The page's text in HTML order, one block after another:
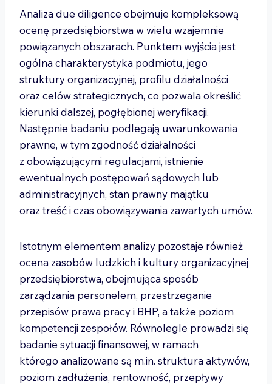
Analiza due diligence obejmuje kompleksową
ocenę przedsiębiorstwa w wielu wzajemnie
powiązanych obszarach. Punktem wyjścia jest
ogólna charakterystyka podmiotu, jego
struktury organizacyjnej, profilu działalności
oraz celów strategicznych, co pozwala określić
kierunki dalszej, pogłębionej weryfikacji.
Następnie badaniu podlegają uwarunkowania
prawne, w tym zgodność działalności
z obowiązującymi regulacjami, istnienie
ewentualnych postępowań sądowych lub
administracyjnych, stan prawny majątku
oraz treść i czas obowiązywania zawartych umów.
Istotnym elementem analizy pozostaje również
ocena zasobów ludzkich i kultury organizacyjnej
przedsiębiorstwa, obejmująca sposób
zarządzania personelem, przestrzeganie
przepisów prawa pracy i BHP, a także poziom
kompetencji zespołów. Równolegle prowadzi się
badanie sytuacji finansowej, w ramach
którego analizowane są m.in. struktura aktywów,
poziom zadłużenia, rentowność, przepływy